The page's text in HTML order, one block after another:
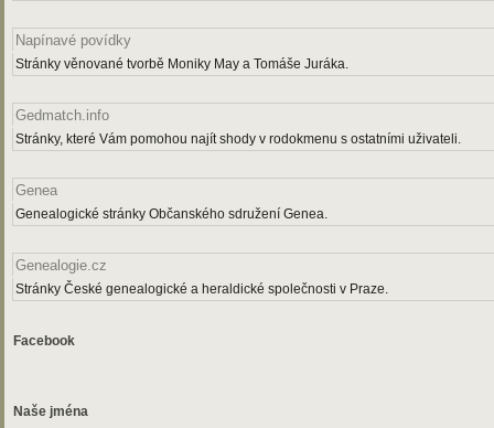
Napínavé povídky
Stránky věnované tvorbě Moniky May a Tomáše Juráka.
Gedmatch.info
Stránky, které Vám pomohou najít shody v rodokmenu s ostatními uživateli.
Genea
Genealogické stránky Občanského sdružení Genea.
Genealogie.cz
Stránky České genealogické a heraldické společnosti v Praze.
Facebook
Naše jména